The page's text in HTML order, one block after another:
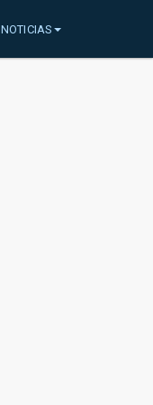
NOTICIAS